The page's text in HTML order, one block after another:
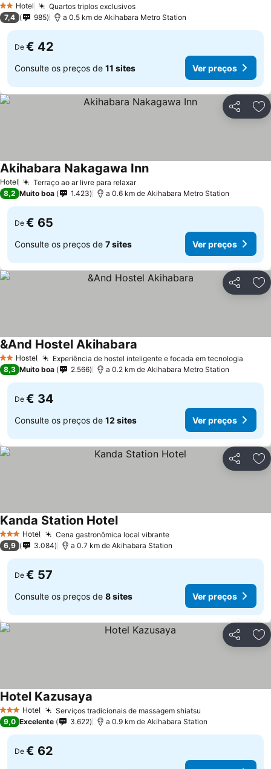
2 Estrelas
Hotel
Quartos triplos exclusivos
7,4
985 a 0.5 km de Akihabara Metro Station
De € 42
Consulte os preços de 11 sites Ver preços
Partilhar
Hotel Terraço ao ar livre para relaxar
Akihabara Nakagawa Inn
8,2 Muito boa 1.423 a 0.6 km de Akihabara Metro Station
De € 65
Consulte os preços de 7 sites Ver preços
Partilhar
2 Estrelas
Hostel Experiência de hostel inteligente e focada em tecnologia
&And Hostel Akihabara
8,3 Muito boa 2.566 a 0.2 km de Akihabara Metro Station
De € 34
Consulte os preços de 12 sites Ver preços
Partilhar
3 EstrelasHotel Cena gastronômica local vibrante
Kanda Station Hotel
6,9 3.084 a 0.7 km de Akihabara Station
De € 57
Consulte os preços de 8 sites Ver preços
Partilhar
3 EstrelasHotel Serviços tradicionais de massagem shiatsu
Hotel Kazusaya
9,0 Excelente 3.622 a 0.9 km de Akihabara Station
De € 62